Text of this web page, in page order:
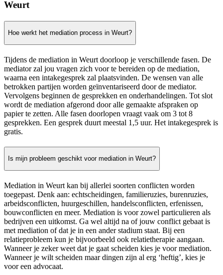
Weurt
Hoe werkt het mediation process in Weurt?
Tijdens de mediation in Weurt doorloop je verschillende fasen. De
mediator zal jou vragen zich voor te bereiden op de mediation,
waarna een intakegesprek zal plaatsvinden. De wensen van alle
betrokken partijen worden geïnventariseerd door de mediator.
Vervolgens beginnen de gesprekken en onderhandelingen. Tot slot
wordt de mediation afgerond door alle gemaakte afspraken op
papier te zetten. Alle fasen doorlopen vraagt vaak om 3 tot 8
gesprekken. Een gesprek duurt meestal 1,5 uur. Het intakegesprek is
gratis.
Is mijn probleem geschikt voor mediation in Weurt?
Mediation in Weurt kan bij allerlei soorten conflicten worden
toegepast. Denk aan: echtscheidingen, familieruzies, burenruzies,
arbeidsconflicten, huurgeschillen, handelsconflicten, erfenissen,
bouwconflicten en meer. Mediation is voor zowel particulieren als
bedrijven een uitkomst. Ga wel altijd na of jouw conflict gebaat is
met mediation of dat je in een ander stadium staat. Bij een
relatieprobleem kun je bijvoorbeeld ook relatietherapie aangaan.
Wanneer je zeker weet dat je gaat scheiden kies je voor mediation.
Wanneer je wilt scheiden maar dingen zijn al erg ‘heftig’, kies je
voor een advocaat.